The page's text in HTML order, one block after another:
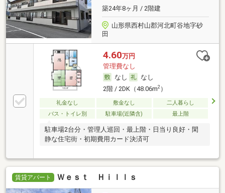
築24年8ヶ月 / 2階建
山形県西村山郡河北町谷地字砂
田
4.60万円
管理費なし
なし
なし
2階 / 2DK（48.06m2）
礼金なし 敷金なし
二人暮らし
バス・トイレ別
駐車場(近隣含) 最上階
駐車場2台分・管理人巡回・最上階・日当り良好・閑
静な住宅街・初期費用カード決済可
賃貸アパート Ｗｅｓｔ Ｈｉｌｌｓ